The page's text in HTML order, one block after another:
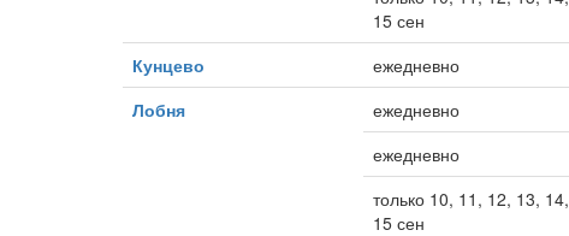
15 сен
Кунцево ежедневно
Лобня
ежедневно
ежедневно
только 10, 11, 12, 13, 14,
15 сен